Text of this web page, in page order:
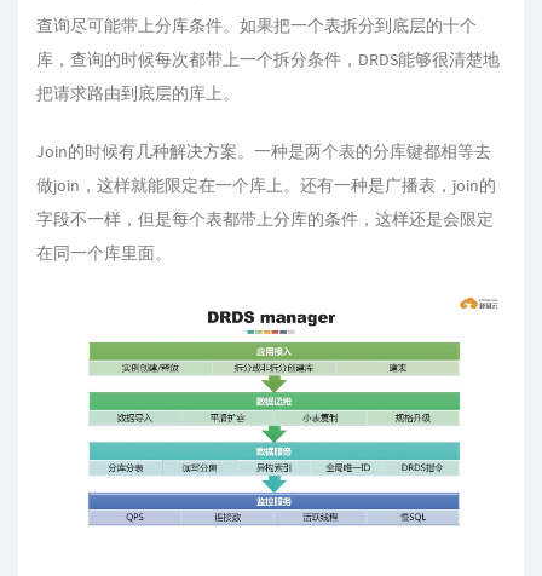
查询尽可能带上分库条件。如果把一个表拆分到底层的十个
库，查询的时候每次都带上一个拆分条件，DRDS能够很清楚地
把请求路由到底层的库上。
Join的时候有几种解决方案。一种是两个表的分库键都相等去
做join，这样就能限定在一个库上。还有一种是广播表，join的
字段不一样，但是每个表都带上分库的条件，这样还是会限定
在同一个库里面。